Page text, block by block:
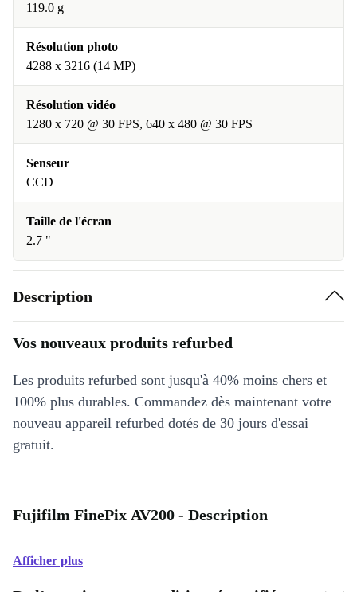
119.0 g
Résolution photo
4288 x 3216 (14 MP)
Résolution vidéo
1280 x 720 @ 30 FPS, 640 x 480 @ 30 FPS
Senseur
CCD
Taille de l'écran
2.7 "
Description
Vos nouveaux produits refurbed
Les produits refurbed sont jusqu'à 40% moins chers et
100% plus durables. Commandez dès maintenant votre
nouveau appareil refurbed dotés de 30 jours d'essai
gratuit.
Fujifilm FinePix AV200 - Description
Afficher plus